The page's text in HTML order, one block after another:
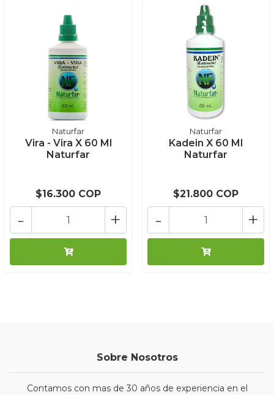
Naturfar
Vira - Vira X 60 Ml
Naturfar
$16.300 COP
+
-
Naturfar
Kadein X 60 Ml
Naturfar
$21.800 COP
+
-
Sobre Nosotros
Contamos con mas de 30 años de experiencia en el